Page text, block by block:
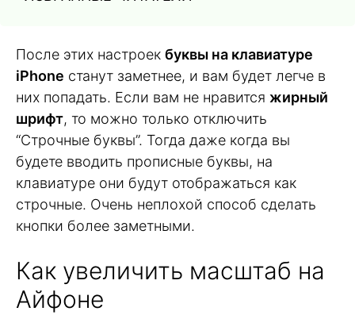
После этих настроек буквы на клавиатуре
iPhone станут заметнее, и вам будет легче в
них попадать. Если вам не нравится жирный
шрифт, то можно только отключить
“Строчные буквы”. Тогда даже когда вы
будете вводить прописные буквы, на
клавиатуре они будут отображаться как
строчные. Очень неплохой способ сделать
кнопки более заметными.
Как увеличить масштаб на
Айфоне